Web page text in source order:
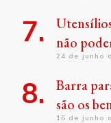
não
24 de junho
Barra
são os
15 de junho